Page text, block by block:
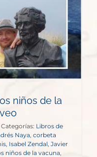
niños de la
Categorías: Libros de
Naya, corbeta
, Isabel Zendal, Javier
niños de la vacuna,